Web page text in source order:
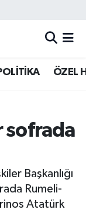
ÖZEL
sofrada
Başkanlığı
Rumeli-
Atatürk